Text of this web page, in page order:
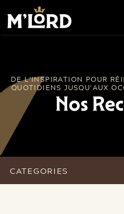
DE L'INSPIRATION POUR
QUOTIDIENS JUSQU'AUX
Nos
CATEGORIES